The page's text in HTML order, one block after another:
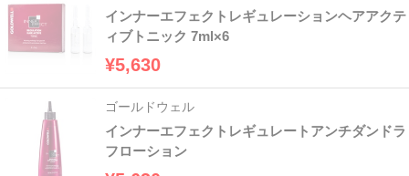
インナーエフェクトレギュレーションヘアアクテ
ィブトニック 7ml×6
¥5,630
ゴールドウェル
インナーエフェクトレギュレートアンチダンドラ
フローション